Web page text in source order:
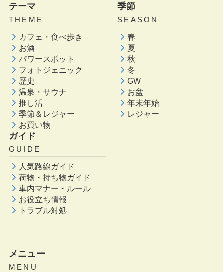
テーマ
THEME
カフェ・食べ歩き
お酒
パワースポット
フォトジェニック
歴史
温泉・サウナ
推し活
季節＆レジャー
お買い物
季節
SEASON
春
夏
秋
冬
GW
お盆
年末年始
レジャー
ガイド
GUIDE
人気路線ガイド
荷物・持ち物ガイド
車内マナー・ルール
お役立ち情報
トラブル対処
メニュー
MENU